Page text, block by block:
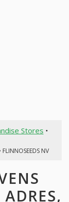
Stores •
FLINNOSEEDS NV